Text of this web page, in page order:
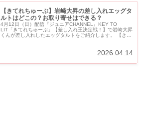
【きてれちゅーぶ】岩崎大昇の差し入れエッグタ
ルトはどこの？お取り寄せはできる？
4月12日（日）配信『ジュニアCHANNEL』KEY TO
LIT「きてれちゅーぶ」【差し入れ王決定戦！】で岩崎大昇
くんが差し入れしたエッグタルトをご紹介します。 【きて
2026.04.14